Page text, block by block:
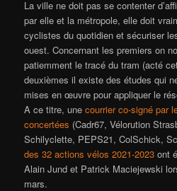
La ville ne doit pas se contenter
par elle et la métropole, elle doit
cyclistes du quotidien et sécuriser
ouest. Concernant les premiers on
patiemment le tracé du tram (acté
deuxièmes il existe des études qui
mises en œuvre pour appliquer le
A ce titre, unecourrier co-signé par
concertées (Cadr67, Vélorution
Schilyclette, PEPS21, ColSchick,
des 32 actions vélos 2021-2023 ont
Alain Jund et Patrick Maciejewski
mars.